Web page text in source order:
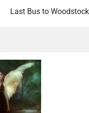
Last Bus to